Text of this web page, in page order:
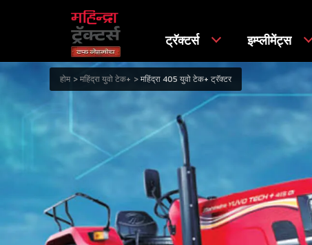
ट्रॅक्टर्स इम्प्लीमेंट्स
होम महिंद्रा युवो टेक+ महिंद्रा 405 युवो टेक+ ट्रॅक्टर